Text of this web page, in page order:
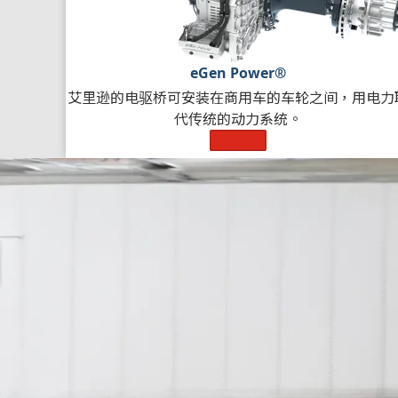
eGen Power®
艾里逊的电驱桥可安装在商用车的车轮之间，用电力
代传统的动力系统。